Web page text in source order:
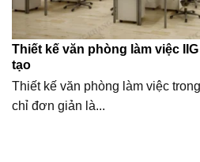
Thiết kế văn phòng làm việc
tạo
Thiết kế văn phòng làm việc
chỉ đơn giản là...